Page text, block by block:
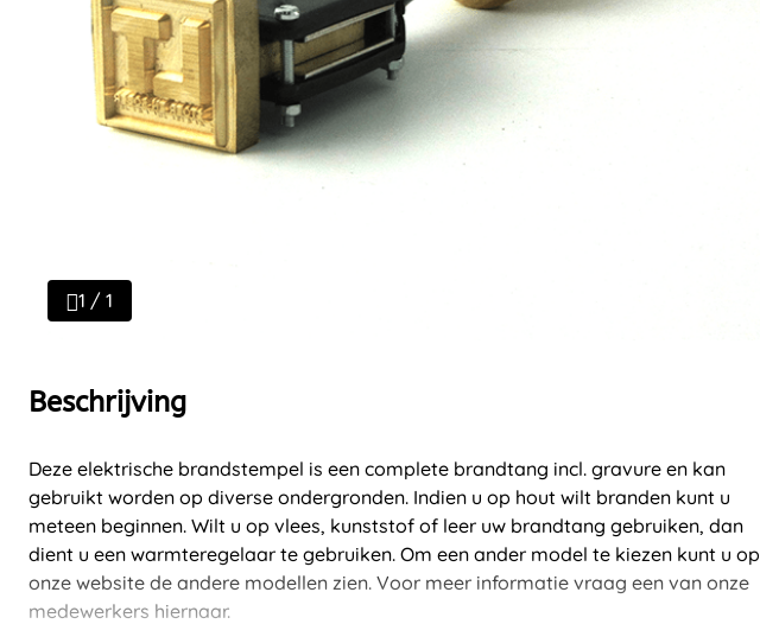
1 / 1
Beschrijving
Deze elektrische brandstempel is een complete brandtang incl. gravure en kan
gebruikt worden op diverse ondergronden. Indien u op hout wilt branden kunt u
meteen beginnen. Wilt u op vlees, kunststof of leer uw brandtang gebruiken, dan
dient u een warmteregelaar te gebruiken. Om een ander model te kiezen kunt u op
onze website de andere modellen zien. Voor meer informatie vraag een van onze
medewerkers hiernaar.